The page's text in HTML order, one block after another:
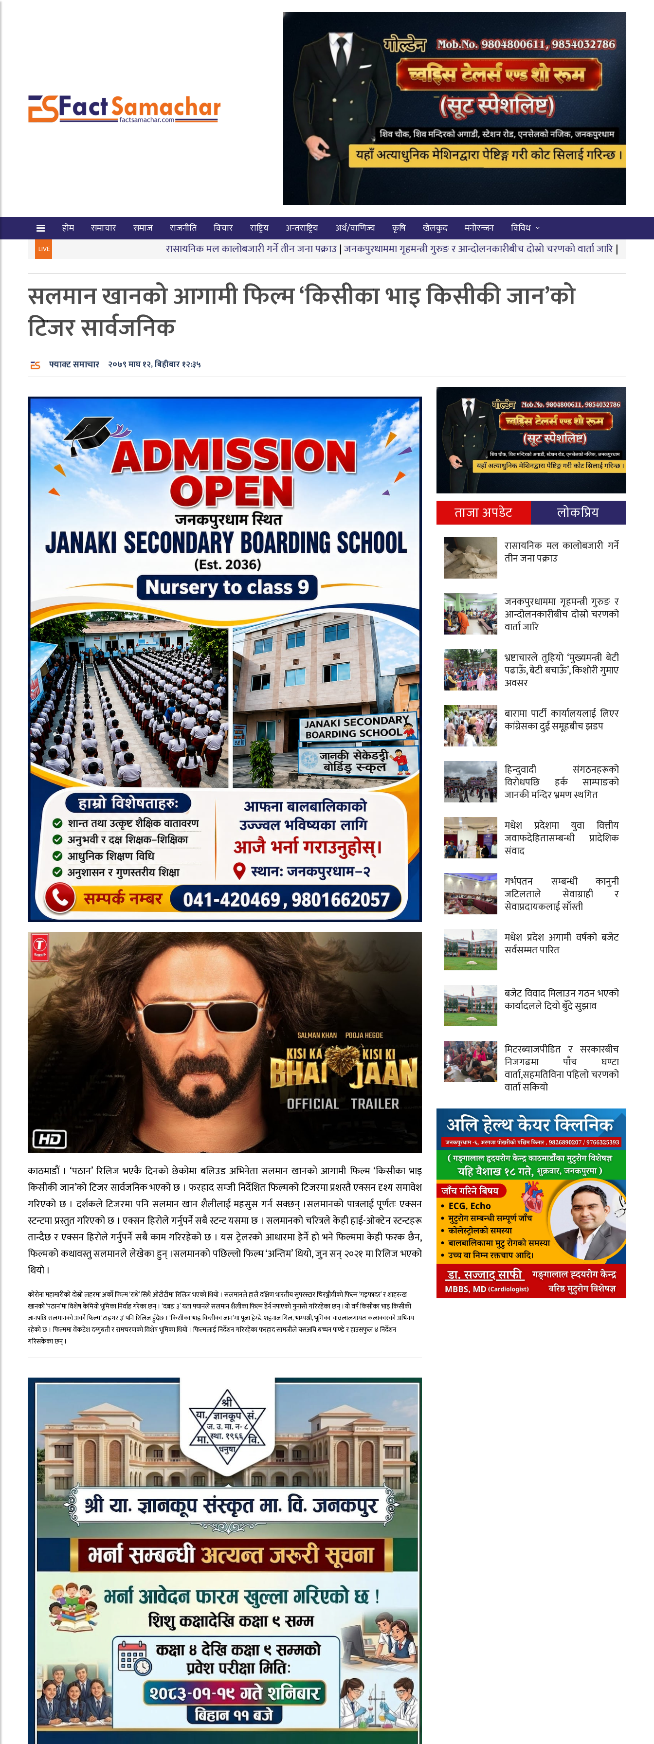
होम समाचार समाज राजनीति विचार राष्ट्रिय अन्तराष्ट्रिय अर्थ/वाणिज्य कृषि खेलकुद मनोरन्जन विविध
LIVE रासायनिक मल कालोबजारी गर्ने तीन जना पक्राउ|जनकपुरधाममा गृहमन्त्री गुरुङ र आन्दोलनकारीबीच दोस्रो चरणको वार्ता जारि|भ्रष्टाचारले तुहियो
सलमान खानको आगामी फिल्म ‘किसीका भाइ किसीकी जान’को
टिजर सार्वजनिक
फ्याक्ट समाचार २०७९ माघ १२, बिहीबार १२:३५
काठमाडौं । ‘पठान’ रिलिज भएकै दिनको छेकोमा बलिउड अभिनेता सलमान खानको आगामी फिल्म ‘किसीका भाइ
किसीकी जान’को टिजर सार्वजनिक भएको छ । फरहाद सम्जी निर्देशित फिल्मको टिजरमा प्रशस्तै एक्सन दृश्य समावेश
गरिएको छ । दर्शकले टिजरमा पनि सलमान खान शैलीलाई महसुस गर्न सक्छन् ।सलमानको पात्रलाई पूर्णतः एक्सन
स्टन्टमा प्रस्तुत गरिएको छ । एक्सन हिरोले गर्नुपर्ने सबै स्टन्ट यसमा छ । सलमानको चरित्रले केही हाई-ओक्टेन स्टन्टहरू
तान्दैछ र एक्सन हिरोले गर्नुपर्ने सबै काम गरिरहेको छ । यस ट्रेलरको आधारमा हेर्ने हो भने फिल्ममा केही फरक छैन,
फिल्मको कथावस्तु सलमानले लेखेका हुन् ।सलमानको पछिल्लो फिल्म ‘अन्तिम’ थियो, जुन सन् २०२१ मा रिलिज भएको
थियो ।
कोरोना महामारीको दोस्रो लहरमा अर्को फिल्म ‘राधे’ सिधै ओटीटीमा रिलिज भएको थियो । सलमानले हालै दक्षिण भारतीय सुपरस्टार चिरञ्जीवीको फिल्म ‘गड्फादर’ र शाहरुख
खानको ‘पठान’मा विशेष केमियो भूमिका निर्वाह गरेका छन् । ‘दबङ ३’ यता फ्यानले सलमान शैलीका फिल्म हेर्न नपाएको गुनासो गरिरहेका छन् ।यो वर्ष किसीका भाइ किसीकी
जानपछि सलमानको अर्को फिल्म ‘टाइगर ३’ पनि रिलिज हुँदैछ । ‘किसीका भाइ किसीका जान’मा पूजा हेग्डे, शहनाज गिल, भाग्यश्री, भूमिका चावलालगायत कलाकारको अभिनय
रहेको छ । फिल्ममा वेंकटेश दग्गुबती र रामचरणको विशेष भूमिका थियो । फिल्मलाई निर्देशन गरिरहेका फरहाद सामजीले यसअघि बच्चन पाण्डे र हाउसफुल ४ निर्देशन
गरिसकेका छन् ।
ताजा अपडेट लोकप्रिय
रासायनिक मल कालोबजारी गर्ने
तीन जना पक्राउ
जनकपुरधाममा गृहमन्त्री गुरुङ र
आन्दोलनकारीबीच दोस्रो चरणको
वार्ता जारि
भ्रष्टाचारले तुहियो ‘मुख्यमन्त्री बेटी
पढाऊँ, बेटी बचाऊँ’, किशोरी गुमाए
अवसर
बारामा पार्टी कार्यालयलाई लिएर
कांग्रेसका दुई समूहबीच झडप
हिन्दुवादी संगठनहरूको
विरोधपछि हर्क साम्पाङको
जानकी मन्दिर भ्रमण स्थगित
मधेश प्रदेशमा युवा वित्तीय
जवाफदेहितासम्बन्धी प्रादेशिक
संवाद
गर्भपतन सम्बन्धी कानुनी
जटिलताले सेवाग्राही र
सेवाप्रदायकलाई साँस्ती
मधेश प्रदेश अगामी वर्षको बजेट
सर्वसम्मत पारित
बजेट विवाद मिलाउन गठन भएको
कार्यादलले दियो बुँदे सुझाव
मिटरब्याजपीडित र सरकारबीच
निजगढमा पाँच घण्टा
वार्ता,सहमतिविना पहिलो चरणको
वार्ता सकियो